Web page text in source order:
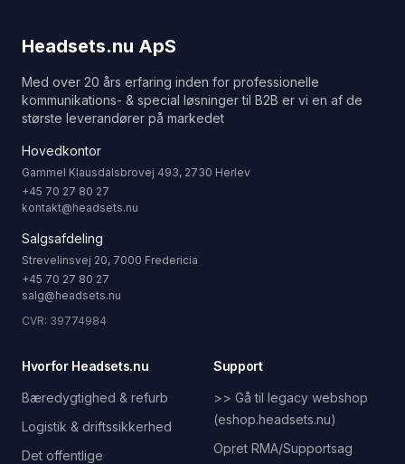
Headsets.nu ApS
Med over 20 års erfaring inden for professionelle
kommunikations- & special løsninger til B2B er vi en af de
største leverandører på markedet
Hovedkontor
Gammel Klausdalsbrovej 493, 2730 Herlev
+45 70 27 80 27
kontakt@headsets.nu
Salgsafdeling
Strevelinsvej 20, 7000 Fredericia
+45 70 27 80 27
salg@headsets.nu
CVR: 39774984
Hvorfor Headsets.nu
Bæredygtighed & refurb
Logistik & driftssikkerhed
Det offentlige
Support
>> Gå til legacy webshop
(eshop.headsets.nu)
Opret RMA/Supportsag